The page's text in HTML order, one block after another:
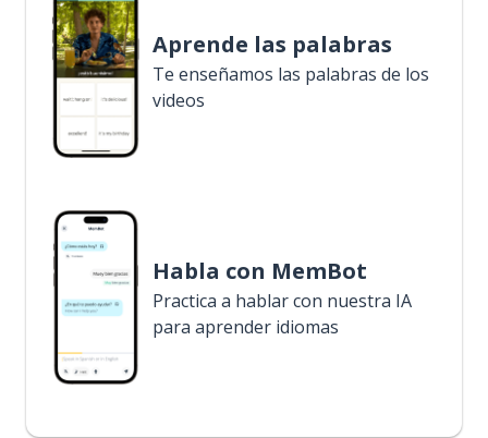
Aprende las palabras
Te enseñamos las palabras de los
videos
Habla con MemBot
Practica a hablar con nuestra IA
para aprender idiomas